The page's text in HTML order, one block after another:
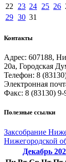
22
23 24 25 26
29 30 31
Контакты
Адрес: 607188,
20а, Городская
Телефон: 8
Электронная
Факс: 8 (83130) 9-
Полезные ссылки
Закcобрание
Нижегородской
Декабрь